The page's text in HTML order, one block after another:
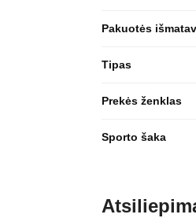
Pakuotės
Tipas
Prekės ženklas
Sporto šaka